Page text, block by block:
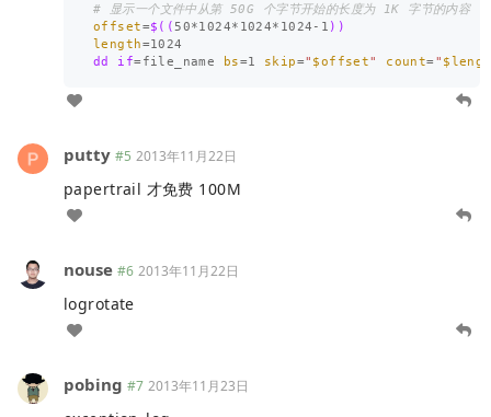
# 显示一个文件中从第 50G 个字节开始的长度为 1K 字节的内容
offset=$(( 50*1024* 1024* 1024 - 1 ))
length=
dd if=file_name bs=1 skip=" $offset" count="
putty #5 2013年11月22日
papertrail 才免费 100M
nouse #6 2013年11月22日
logrotate
pobing #7 2013年11月23日